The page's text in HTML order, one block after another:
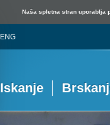
Naša spletna stran uporablja
ENG
Iskanje